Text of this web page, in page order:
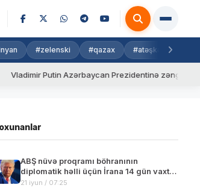
#zelenski #qazax #atəşkəs
Putin Azərbaycan Prezidentinə zəng edib
ABŞ nüvə proqramı böhranının
diplomatik həlli üçün İrana 14 gün vaxt
verib
21 iyun / 07:25